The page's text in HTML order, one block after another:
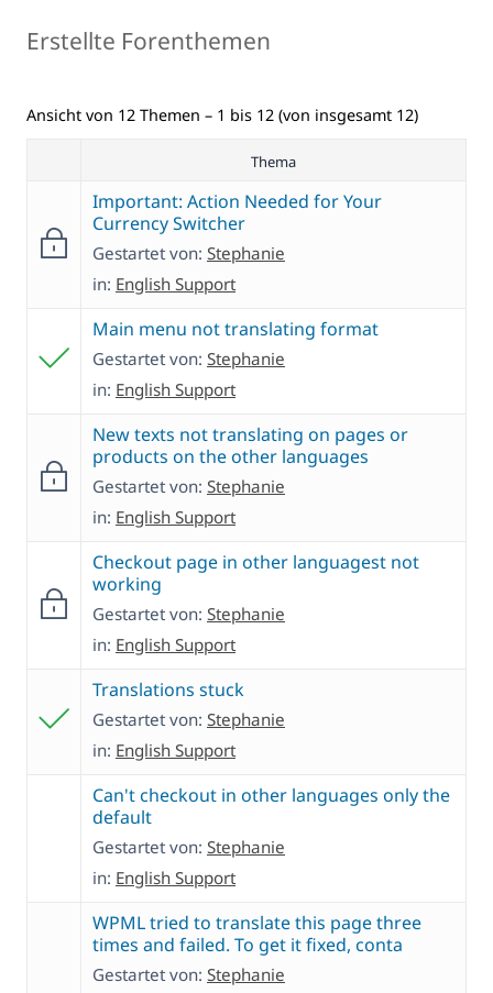
Erstellte Forenthemen
Ansicht von 12 Themen – 1 bis 12 (von insgesamt 12)
Thema
Important: Action Needed for Your
Currency Switcher
Gestartet von: Stephanie
in: English Support
Main menu not translating format
Gestartet von: Stephanie
in: English Support
New texts not translating on pages or
products on the other languages
Gestartet von: Stephanie
in: English Support
Checkout page in other languagest not
working
Gestartet von: Stephanie
in: English Support
Translations stuck
Gestartet von: Stephanie
in: English Support
Can't checkout in other languages only the
default
Gestartet von: Stephanie
in: English Support
WPML tried to translate this page three
times and failed. To get it fixed, conta
Gestartet von: Stephanie